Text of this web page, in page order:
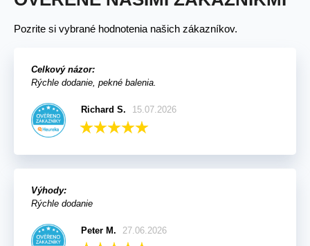
Pozrite si vybrané hodnotenia našich zákazníkov.
Celkový názor:
Rýchle dodanie, pekné balenia.
Richard S. 15.07.2026
Výhody:
Rýchle dodanie
Peter M. 27.06.2026